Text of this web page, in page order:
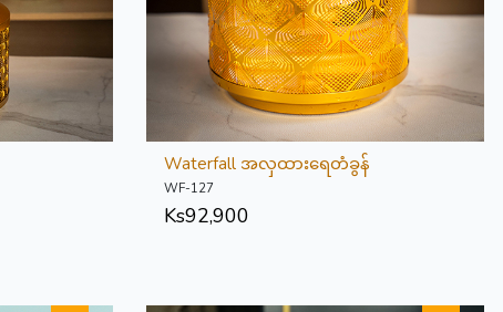
Waterfall အလှထားရေတံခွန်
WF-127
Ks92,900